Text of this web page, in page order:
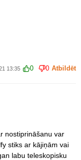
13:35 0 0 Atbildēt
nostiprināšanu var
stiks ar kājiņām vai
labu teleskopisku